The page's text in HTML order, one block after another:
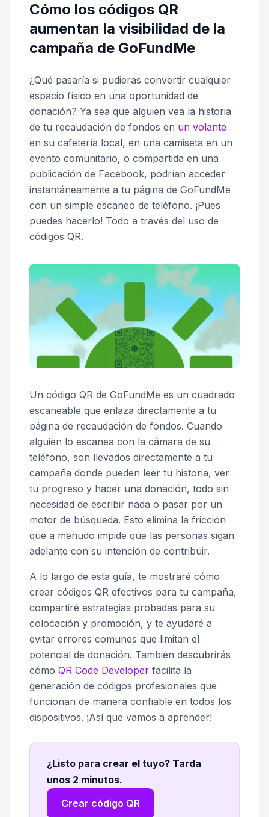
Cómo los códigos QR
aumentan la visibilidad de la
campaña de GoFundMe
¿Qué pasaría si pudieras convertir cualquier
espacio físico en una oportunidad de
donación? Ya sea que alguien vea la historia
de tu recaudación de fondos en un volante
en su cafetería local, en una camiseta en un
evento comunitario, o compartida en una
publicación de Facebook, podrían acceder
instantáneamente a tu página de GoFundMe
con un simple escaneo de teléfono. ¡Pues
puedes hacerlo! Todo a través del uso de
códigos QR.
Un código QR de GoFundMe es un cuadrado
escaneable que enlaza directamente a tu
página de recaudación de fondos. Cuando
alguien lo escanea con la cámara de su
teléfono, son llevados directamente a tu
campaña donde pueden leer tu historia, ver
tu progreso y hacer una donación, todo sin
necesidad de escribir nada o pasar por un
motor de búsqueda. Esto elimina la fricción
que a menudo impide que las personas sigan
adelante con su intención de contribuir.
A lo largo de esta guía, te mostraré cómo
crear códigos QR efectivos para tu campaña,
compartiré estrategias probadas para su
colocación y promoción, y te ayudaré a
evitar errores comunes que limitan el
potencial de donación. También descubrirás
cómo QR Code Developer facilita la
generación de códigos profesionales que
funcionan de manera confiable en todos los
dispositivos. ¡Así que vamos a aprender!
¿Listo para crear el tuyo? Tarda
unos 2 minutos.
Crear código QR